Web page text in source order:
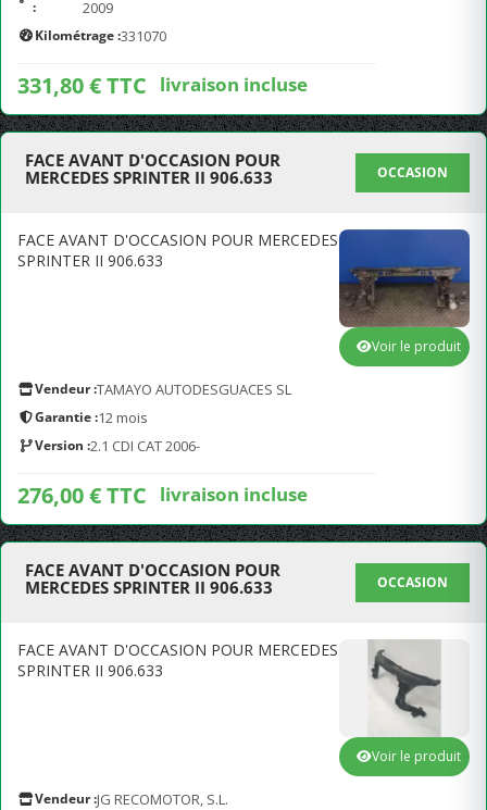
: 2009
Kilométrage :331070
331,80 € TTC livraison incluse
FACE AVANT D'OCCASION POUR
MERCEDES SPRINTER II 906.633
OCCASION
FACE AVANT D'OCCASION POUR MERCEDES
SPRINTER II 906.633
Vendeur :TAMAYO AUTODESGUACES SL
Garantie :12 mois
Version :2.1 CDI CAT 2006-
276,00 € TTC livraison incluse
Voir le produit
FACE AVANT D'OCCASION POUR
MERCEDES SPRINTER II 906.633
OCCASION
FACE AVANT D'OCCASION POUR MERCEDES
SPRINTER II 906.633
Vendeur :JG RECOMOTOR, S.L.
Voir le produit